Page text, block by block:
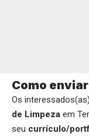
Como
Os
de Limpeza em
seu currículo/